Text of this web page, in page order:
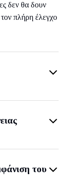
δεν θα δουν
τον πλήρη έλεγχο
του